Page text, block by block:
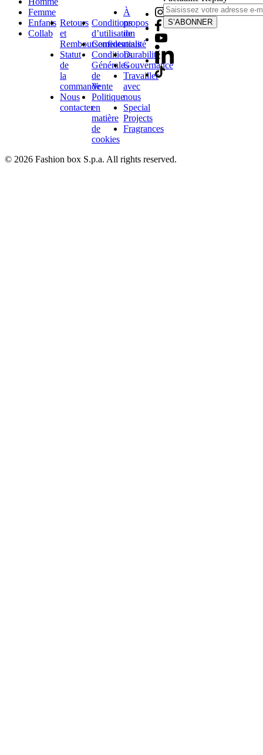
Femme
Enfants
Collab
Retours
et
Remboursements
Statut
de
la
commande
Nous
contacter
Conditions
d’utilisation
Confidentialité
Conditions
Générales
de
Vente
Politique
en
matière
de
cookies
À
propos
de
nous
Durabilité
Gouvernance
Travailler
avec
nous
Special
Projects
Fragrances
S’ABONNER
© 2026 Fashion box S.p.a. All rights reserved.